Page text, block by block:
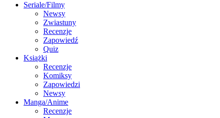
Seriale/Filmy
Newsy
Zwiastuny
Recenzje
Zapowiedź
Quiz
Książki
Recenzje
Komiksy
Zapowiedzi
Newsy
Manga/Anime
Recenzje